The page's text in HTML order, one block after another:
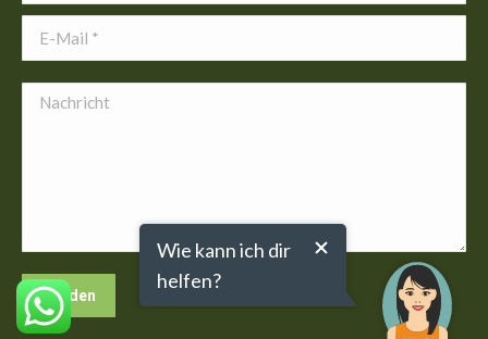
E-Mail *
Nachricht
Senden
Wie kann ich dir
helfen?